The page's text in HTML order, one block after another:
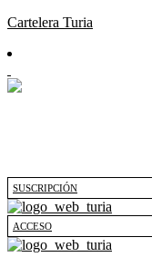
Cartelera Turia
SUSCRIPCIÓN
ACCESO